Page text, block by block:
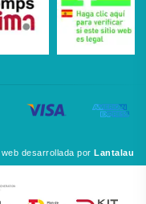
web desarrollada por Lantalau